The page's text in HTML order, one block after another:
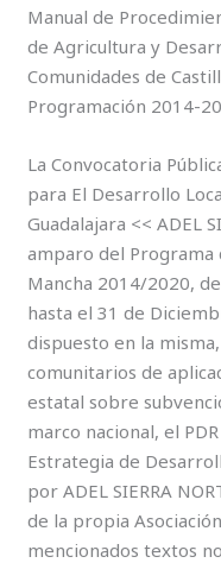
Manual de
de Agricultura y
Comunidades de
Programación 2014-
La Convocatoria
para El Desarrollo
Guadalajara << ADEL
amparo del Programa
Mancha 2014/2020,
hasta el 31 de
dispuesto en la
comunitarios de
estatal sobre
marco nacional, el
Estrategia de
por ADEL SIERRA
de la propia
mencionados textos